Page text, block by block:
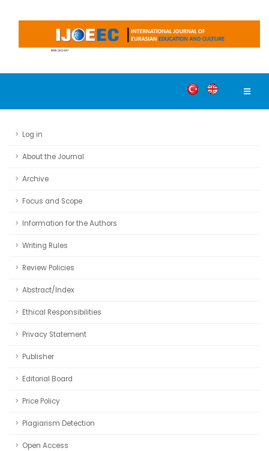
Log in
About the Journal
Archive
Focus and Scope
Information for the Authors
Writing Rules
Review Policies
Abstract/Index
Ethical Responsibilities
Privacy Statement
Publisher
Editorial Board
Price Policy
Plagiarism Detection
Open Access